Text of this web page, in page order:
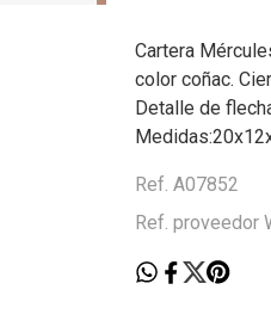
Cartera
color coñac.
Detalle de
Ref. A07852
Ref. proveedor